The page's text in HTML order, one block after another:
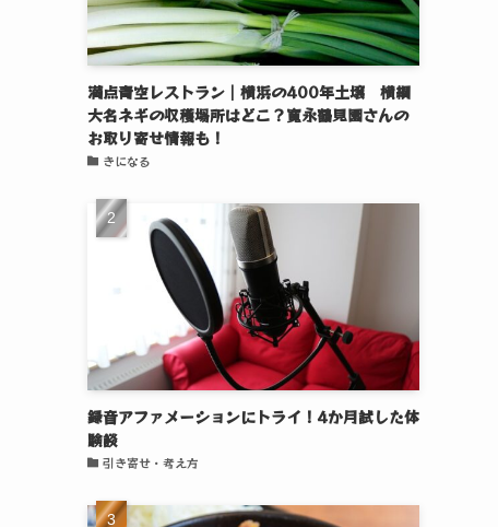
満点青空レストラン｜横浜の400年土壌 横綱
大名ネギの収穫場所はどこ？寛永鶴見園さんの
お取り寄せ情報も！
きになる
録音アファメーションにトライ！4か月試した体
験談
引き寄せ・考え方